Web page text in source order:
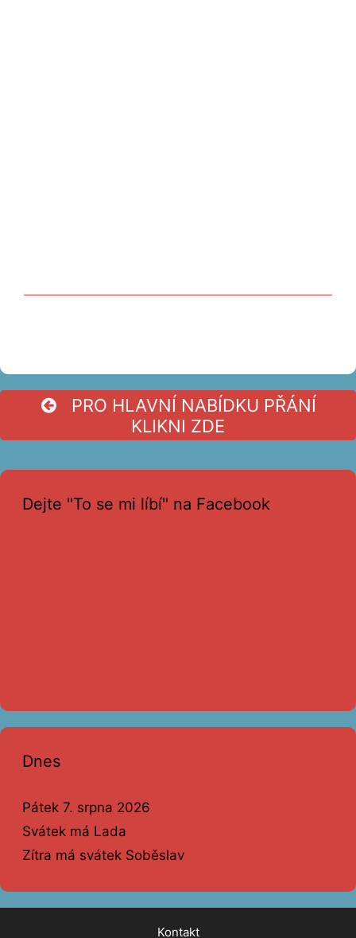
PRO HLAVNÍ NABÍDKU PŘÁNÍ
KLIKNI ZDE
Dejte "To se mi líbí" na Facebook
Dnes
Pátek 7. srpna 2026
Svátek má Lada
Zítra má svátek Soběslav
Kontakt